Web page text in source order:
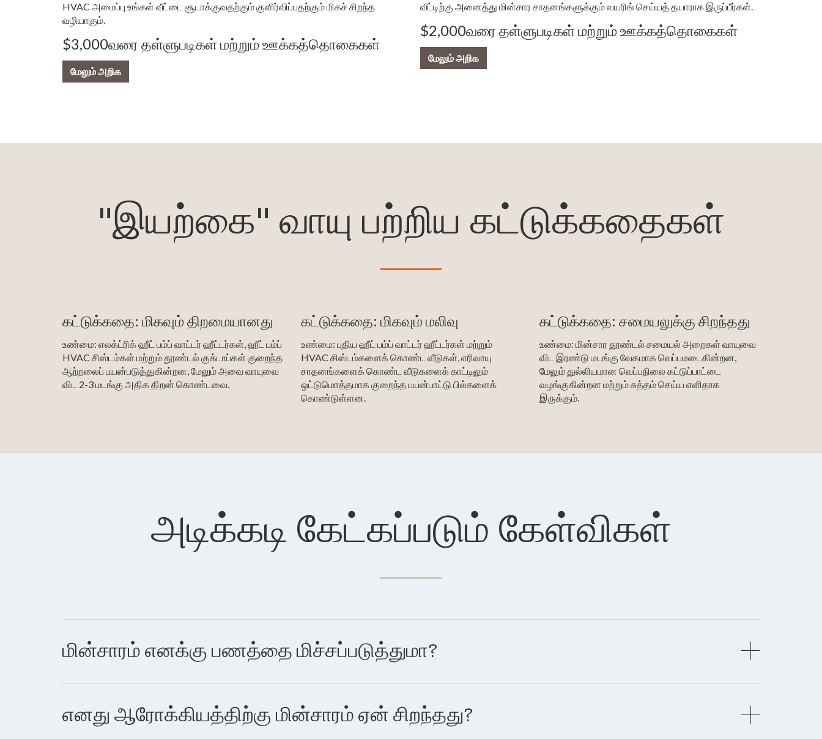
HVAC அமைப்பு உங்கள் வீட்டை சூடாக்குவதற்கும் குளிர்விப்பதற்கும் மிகச் சிறந்த
வழியாகும்.
$3,000வரை தள்ளுபடிகள் மற்றும் ஊக்கத்தொகைகள்
மேலும் அறிக
வீட்டிற்கு அனைத்து மின்சார சாதனங்களுக்கும் வயரிங் செய்யத் தயாராக இருப்பீர்கள்.
$2,000வரை தள்ளுபடிகள் மற்றும் ஊக்கத்தொகைகள்
மேலும் அறிக
"இயற்கை" வாயு பற்றிய கட்டுக்கதைகள்
கட்டுக்கதை: மிகவும் திறமையானது
உண்மை: எலக்ட்ரிக் ஹீட் பம்ப் வாட்டர் ஹீட்டர்கள், ஹீட் பம்ப்
HVAC சிஸ்டம்கள் மற்றும் தூண்டல் குக்டாப்கள் குறைந்த
ஆற்றலைப் பயன்படுத்துகின்றன, மேலும் அவை வாயுவை
விட 2-3 மடங்கு அதிக திறன் கொண்டவை.
கட்டுக்கதை: மிகவும் மலிவு
உண்மை: புதிய ஹீட் பம்ப் வாட்டர் ஹீட்டர்கள் மற்றும்
HVAC சிஸ்டம்களைக் கொண்ட வீடுகள், எரிவாயு
சாதனங்களைக் கொண்ட வீடுகளைக் காட்டிலும்
ஒட்டுமொத்தமாக குறைந்த பயன்பாட்டு பில்களைக்
கொண்டுள்ளன.
கட்டுக்கதை: சமையலுக்கு சிறந்தது
உண்மை: மின்சார தூண்டல் சமையல் அறைகள் வாயுவை
விட இரண்டு மடங்கு வேகமாக வெப்பமடைகின்றன,
மேலும் துல்லியமான வெப்பநிலை கட்டுப்பாட்டை
வழங்குகின்றன மற்றும் சுத்தம் செய்ய எளிதாக
இருக்கும்.
அடிக்கடி கேட்கப்படும் கேள்விகள்
மின்சாரம் எனக்கு பணத்தை மிச்சப்படுத்துமா?
எனது ஆரோக்கியத்திற்கு மின்சாரம் ஏன் சிறந்தது?